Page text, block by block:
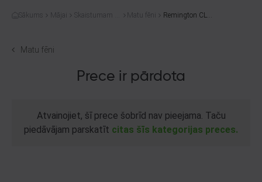
Sākums Mājai
Skaistumam u
Matu fēni
Remington CL10
Matu fēni
Prece ir pārdota
Atvainojiet, šī prece šobrīd nav pieejama. Taču
piedāvājam parskatīt citas šīs kategorijas preces.